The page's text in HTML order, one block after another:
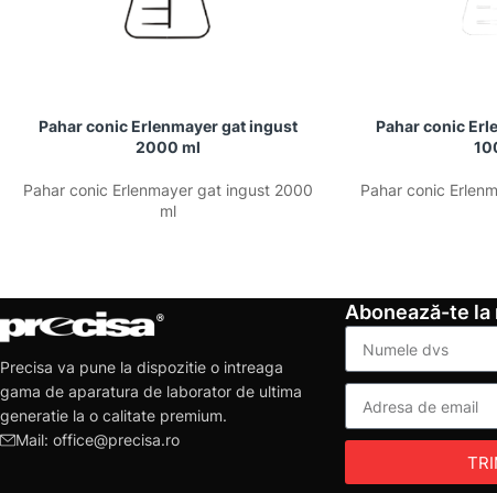
Pahar conic Erlenmayer gat ingust
2000 ml
Pahar conic Erlenmayer gat ingust 2000
ml
Pahar conic
Pahar conic
Precisa va pune la dispozitie o intreaga
gama de aparatura de laborator de ultima
generatie la o calitate premium.
Mail: office@precisa.ro
Abonează-te